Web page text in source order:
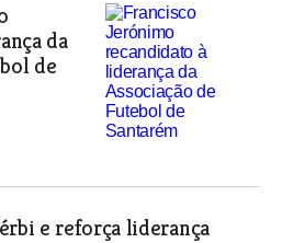
da
de
e reforça liderança